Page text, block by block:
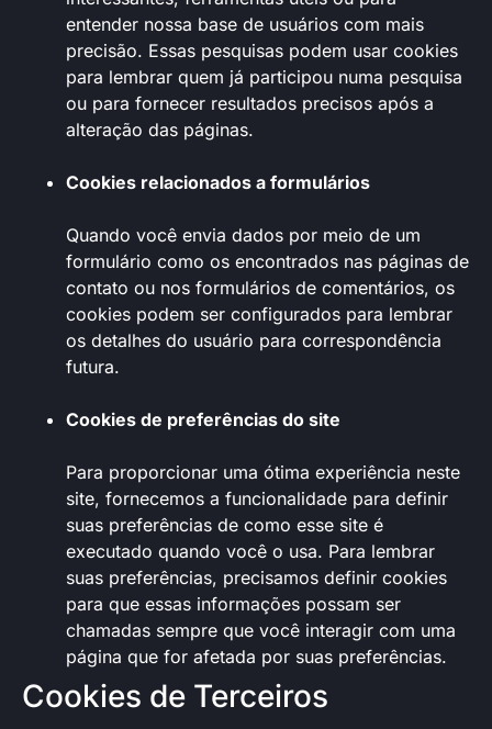
entender nossa base de usuários com mais
precisão. Essas pesquisas podem usar cookies
para lembrar quem já participou numa pesquisa
ou para fornecer resultados precisos após a
alteração das páginas.
Cookies relacionados a formulários
Quando você envia dados por meio de um
formulário como os encontrados nas páginas de
contato ou nos formulários de comentários, os
cookies podem ser configurados para lembrar
os detalhes do usuário para correspondência
futura.
Cookies de preferências do site
Para proporcionar uma ótima experiência neste
site, fornecemos a funcionalidade para definir
suas preferências de como esse site é
executado quando você o usa. Para lembrar
suas preferências, precisamos definir cookies
para que essas informações possam ser
chamadas sempre que você interagir com uma
página que for afetada por suas preferências.
Cookies de Terceiros